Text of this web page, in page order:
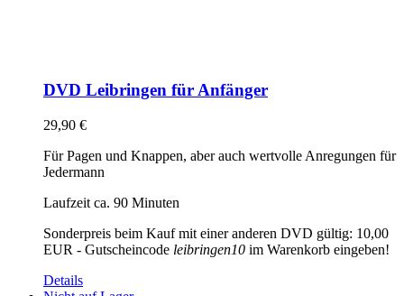
DVD Leibringen für Anfänger
29,90 €
Für Pagen und Knappen, aber auch wertvolle Anregungen für
Jedermann
Laufzeit ca. 90 Minuten
Sonderpreis beim Kauf mit einer anderen DVD gültig: 10,00
EUR - Gutscheincode leibringen10 im Warenkorb eingeben!
Details